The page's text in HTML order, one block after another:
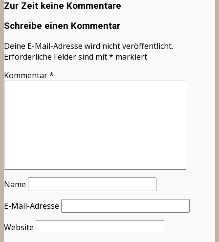
Zur Zeit keine Kommentare
Schreibe einen Kommentar
Deine E-Mail-Adresse wird nicht veröffentlicht.
Erforderliche Felder sind mit* markiert
Kommentar*
Name
E-Mail-Adresse
Website